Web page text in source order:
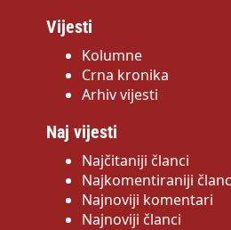
Vijesti
Kolumne
Crna kronika
Arhiv vijesti
Naj vijesti
Najčitaniji članci
Najkomentiraniji
Najnoviji komentari
Najnoviji članci